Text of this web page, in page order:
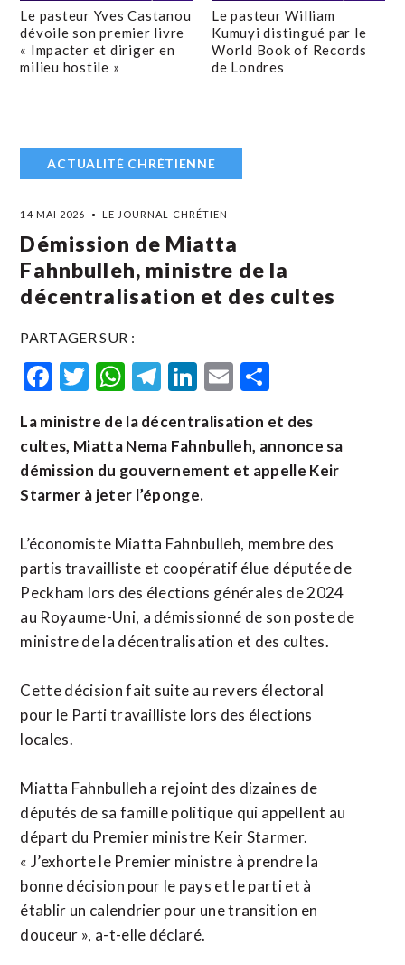
Le pasteur Yves Castanou
dévoile son premier livre
« Impacter et diriger en
milieu hostile »
Le pasteur William
Kumuyi distingué par le
World Book of Records
de Londres
ACTUALITÉ CHRÉTIENNE
14 MAI 2026 LE JOURNAL CHRÉTIEN
Démission de Miatta
Fahnbulleh, ministre de la
décentralisation et des cultes
PARTAGER SUR :
Facebook
Twitter
WhatsApp
Telegram
LinkedIn
Email
La ministre de la décentralisation et des
cultes, Miatta Nema Fahnbulleh, annonce sa
démission du gouvernement et appelle Keir
Starmer à jeter l’éponge.
L’économiste Miatta Fahnbulleh, membre des
partis travailliste et coopératif élue députée de
Peckham lors des élections générales de 2024
au Royaume-Uni, a démissionné de son poste de
ministre de la décentralisation et des cultes.
Cette décision fait suite au revers électoral
pour le Parti travailliste lors des élections
locales.
Miatta Fahnbulleh a rejoint des dizaines de
députés de sa famille politique qui appellent au
départ du Premier ministre Keir Starmer.
« J’exhorte le Premier ministre à prendre la
bonne décision pour le pays et le parti et à
établir un calendrier pour une transition en
douceur », a-t-elle déclaré.